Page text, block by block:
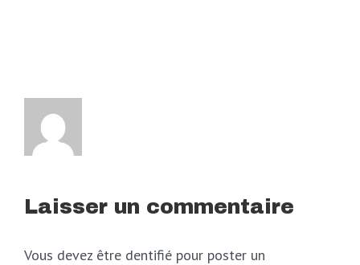
Laisser un commentaire
Vous devez être dentifié pour poster un